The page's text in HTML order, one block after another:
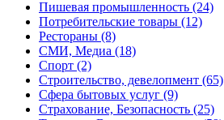
Пишевая промышленность (24)
Потребительские товары (12)
Рестораны (8)
СМИ, Медиа (18)
Спорт (2)
Строительство, девелопмент (65)
Сфера бытовых услуг (9)
Страхование, Безопасность (25)